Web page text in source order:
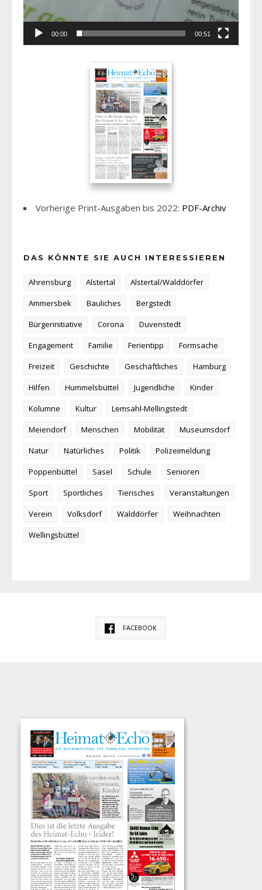
00:00 00:51
Vorherige Print-Ausgaben bis 2022: PDF-Archiv
DAS KÖNNTE SIE AUCH INTERESSIEREN
Ahrensburg Alstertal
Alstertal/Walddörfer
Ammersbek
Bauliches
Bergstedt
Bürgerinitiative
Corona
Duvenstedt
Engagement
Familie Ferientipp
Formsache
Freizeit
Geschichte Geschäftliches
Hamburg
Hilfen
Hummelsbüttel Jugendliche
Kinder
Kolumne
Kultur
Lemsahl-Mellingstedt
Meiendorf
Menschen Mobilität
Museumsdorf
Natur
Natürliches Politik
Polizeimeldung
Poppenbüttel
Sasel Schule
Senioren
Sport
Sportliches Tierisches
Veranstaltungen
Verein
Volksdorf Walddörfer
Weihnachten
Wellingsbüttel
FACEBOOK